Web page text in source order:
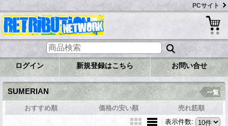
PCサイト
ログイン 新規登録はこちら お問い合せ
SUMERIAN 一覧
おすすめ順 価格の安い順
売れ筋順
表示件数: